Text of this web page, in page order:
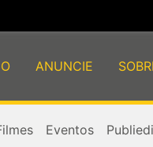
ANUNCIE
Eventos